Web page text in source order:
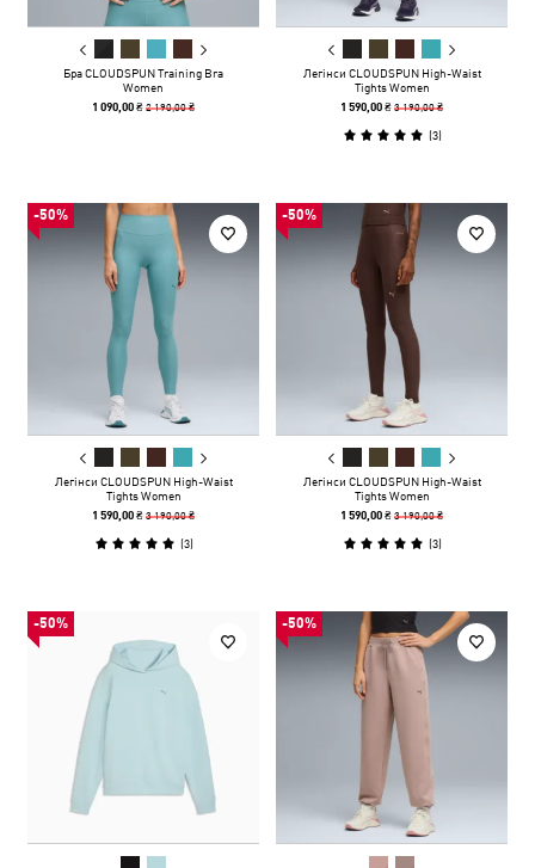
Бра CLOUDSPUN Training Bra
Women
1 090,00 ₴2 190,00 ₴
Легінси CLOUDSPUN High-Waist
Tights Women
1 590,00 ₴3 190,00 ₴
(3)
-50%
Легінси CLOUDSPUN High-Waist
Tights Women
1 590,00 ₴3 190,00 ₴
(3)
-50%
Легінси CLOUDSPUN High-Waist
Tights Women
1 590,00 ₴3 190,00 ₴
(3)
-50% -50%